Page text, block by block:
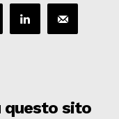
questo sito